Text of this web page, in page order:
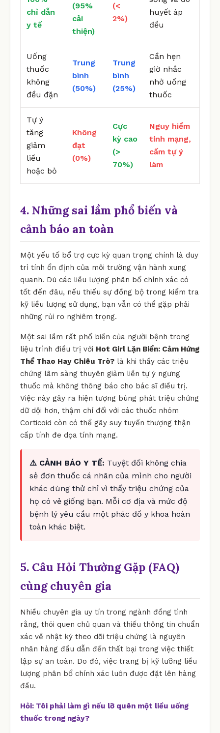
chỉ dẫn
y tế
(95%
cải
thiện)
(<
2%)
huyết áp
đều
Uống
thuốc
không
đều đặn
Trung
bình
(50%)
Trung
bình
(25%)
Cần hẹn
giờ nhắc
nhở uống
thuốc
Tự ý
tăng
giảm
liều
hoặc bỏ
Không
đạt
(0%)
Cực
kỳ cao
(>
70%)
Nguy hiểm
tính mạng,
cấm tự ý
làm
4. Những sai lầm phổ biến và
cảnh báo an toàn
Một yếu tố bổ trợ cực kỳ quan trọng chính là duy
trì tính ổn định của môi trường vận hành xung
quanh. Dù các liều lượng phân bổ chính xác có
tốt đến đâu, nếu thiếu sự đồng bộ trong kiểm tra
kỹ liều lượng sử dụng, bạn vẫn có thể gặp phải
những rủi ro nghiêm trọng.
Một sai lầm rất phổ biến của người bệnh trong
liệu trình điều trị với Hot Girl Lặn Biển: Cảm Hứng
Thể Thao Hay Chiêu Trò? là khi thấy các triệu
chứng lâm sàng thuyên giảm liền tự ý ngưng
thuốc mà không thông báo cho bác sĩ điều trị.
Việc này gây ra hiện tượng bùng phát triệu chứng
dữ dội hơn, thậm chí đối với các thuốc nhóm
Corticoid còn có thể gây suy tuyến thượng thận
cấp tính đe dọa tính mạng.
⚠️ CẢNH BÁO Y TẾ: Tuyệt đối không chia
sẻ đơn thuốc cá nhân của mình cho người
khác dùng thử chỉ vì thấy triệu chứng của
họ có vẻ giống bạn. Mỗi cơ địa và mức độ
bệnh lý yêu cầu một phác đồ y khoa hoàn
toàn khác biệt.
5. Câu Hỏi Thường Gặp (FAQ)
cùng chuyên gia
Nhiều chuyên gia uy tín trong ngành đồng tình
rằng, thói quen chủ quan và thiếu thông tin chuẩn
xác về nhật ký theo dõi triệu chứng là nguyên
nhân hàng đầu dẫn đến thất bại trong việc thiết
lập sự an toàn. Do đó, việc trang bị kỹ lưỡng liều
lượng phân bổ chính xác luôn được đặt lên hàng
đầu.
Hỏi: Tôi phải làm gì nếu lỡ quên một liều uống
thuốc trong ngày?